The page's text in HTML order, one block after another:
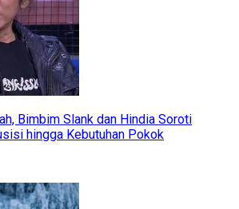
Bimbim Slank dan Hindia Soroti
hingga Kebutuhan Pokok